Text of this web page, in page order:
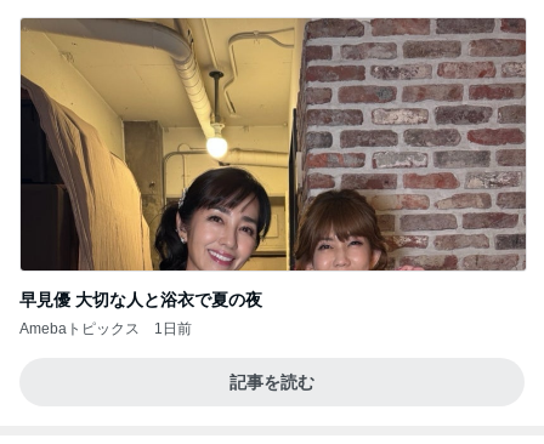
早見優 大切な人と浴衣で夏の夜
Amebaトピックス 1日前
記事を読む